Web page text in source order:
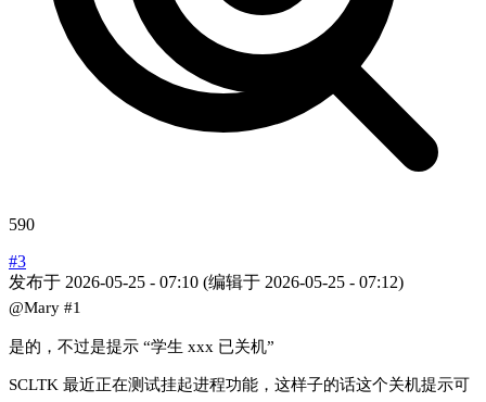
590
#3
发布于 2026-05-25 - 07:10 (编辑于 2026-05-25 - 07:12)
@Mary #1
是的，不过是提示 “学生 xxx 已关机”
SCLTK 最近正在测试挂起进程功能，这样子的话这个关机提示可